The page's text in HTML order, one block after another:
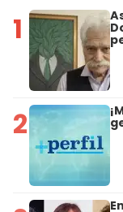
1
2